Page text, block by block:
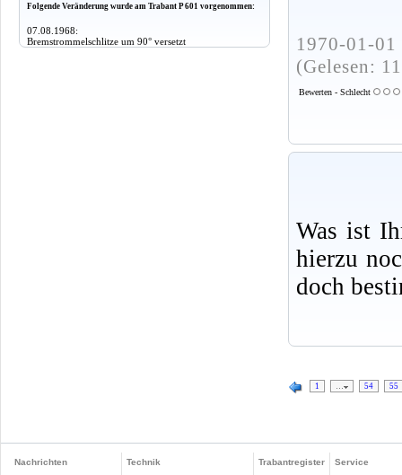
Folgende Veränderung wurde am Trabant P 601 vorgenommen:
07.08.1968:
Bremstrommelschlitze um 90° versetzt
1970-01-
(Gelesen:
Bewerten - Schlecht
Was ist
hierzu
doch
1 … 54 55
Nachrichten
Technik
Trabantregister
Service